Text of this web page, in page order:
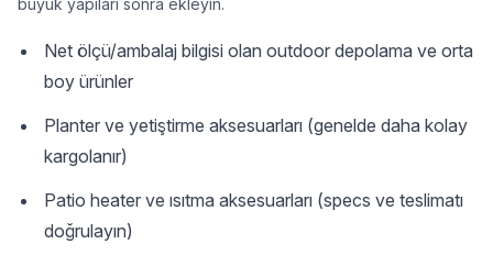
büyük yapıları sonra ekleyin.
Net ölçü/ambalaj bilgisi olan outdoor depolama ve orta
boy ürünler
Planter ve yetiştirme aksesuarları (genelde daha kolay
kargolanır)
Patio heater ve ısıtma aksesuarları (specs ve teslimatı
doğrulayın)